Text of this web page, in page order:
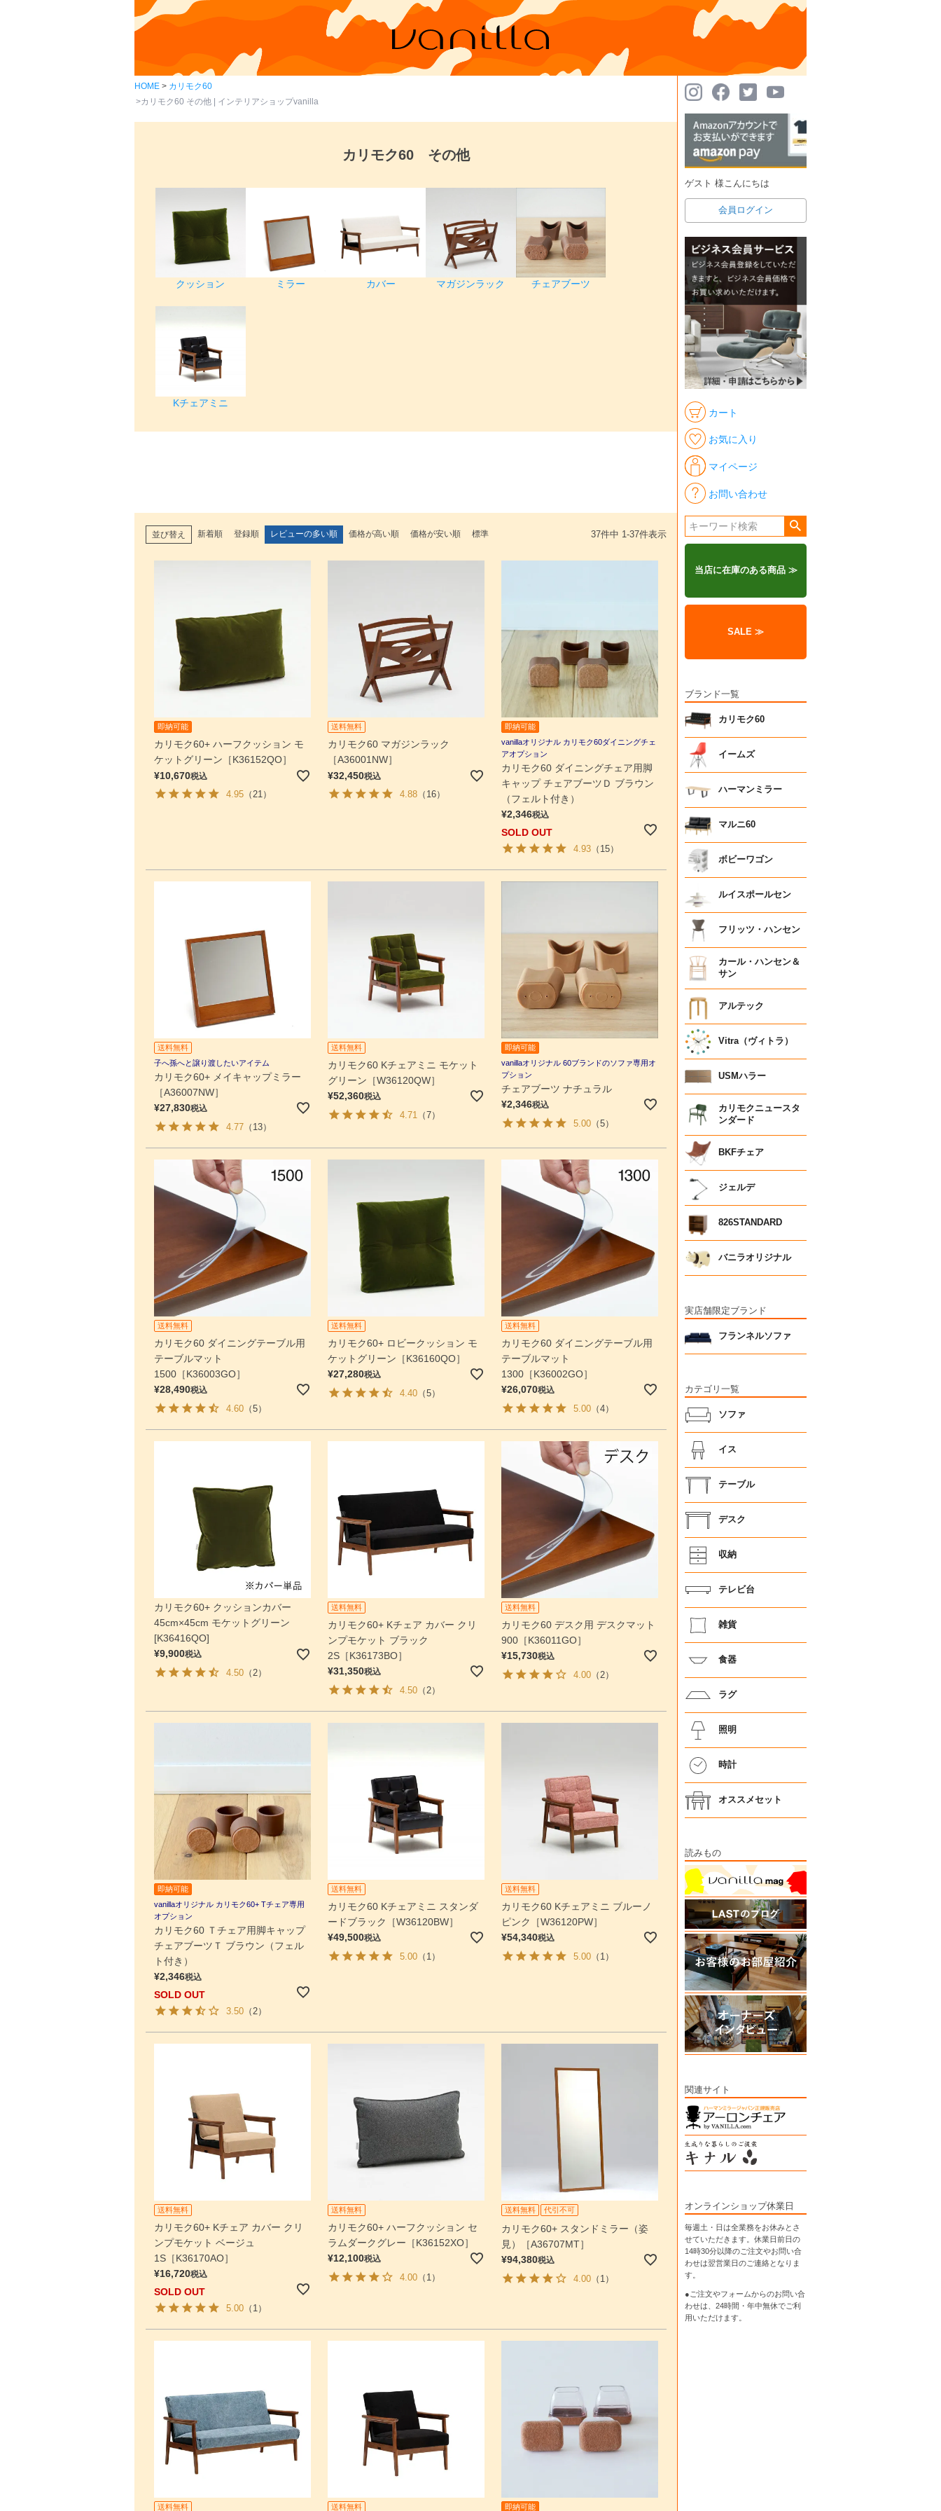
HOME
カリモク60
カリモク60 その他 | インテリアショップvanilla
カリモク60 その他
クッション ミラー カバー マガジンラック チェアブーツ
Kチェアミニ
並び替え 新着順 登録順 レビューの多い順 価格が高い順 価格が安い順 標準 37件中 1 -37件表示
即納可能
カリモク60+ ハーフクッション モ
ケットグリーン［K36152QO］
¥10,670税込
4.95（21）
送料無料
カリモク60 マガジンラック
［A36001NW］
¥32,450税込
4.88（16）
即納可能
vanillaオリジナル カリモク60ダイニングチェ
アオプション
カリモク60 ダイニングチェア用脚
キャップ チェアブーツＤ ブラウン
（フェルト付き）
¥2,346税込
SOLD OUT
4.93（15）
送料無料
子へ孫へと譲り渡したいアイテム
カリモク60+ メイキャップミラー
［A36007NW］
¥27,830税込
4.77（13）
送料無料
カリモク60 Kチェアミニ モケット
グリーン［W36120QW］
¥52,360税込
4.71 （7）
即納可能
vanillaオリジナル 60ブランドのソファ専用オ
プション
チェアブーツ ナチュラル
¥2,346税込
5.00（5）
送料無料
カリモク60 ダイニングテーブル用
テーブルマット
1500［K36003GO］
¥28,490税込
4.60（5）
送料無料
カリモク60+ ロビークッション モ
ケットグリーン［K36160QO］
¥27,280税込
4.40（5）
送料無料
カリモク60 ダイニングテーブル用
テーブルマット
1300［K36002GO］
¥26,070税込
5.00（4）
カリモク60+ クッションカバー
45cm×45cm モケットグリーン
[K36416QO]
¥9,900税込
4.50（2）
送料無料
カリモク60+ Kチェア カバー クリ
ンプモケット ブラック
2S［K36173BO］
¥31,350税込
4.50（2）
送料無料
カリモク60 デスク用 デスクマット
900［K36011GO］
¥15,730税込
4.00（2）
即納可能
vanillaオリジナル カリモク60+ Tチェア専用
オプション
カリモク60 Ｔチェア用脚キャップ
チェアブーツＴ ブラウン（フェル
ト付き）
¥2,346税込
SOLD OUT
3.50（2）
送料無料
カリモク60 Kチェアミニ スタンダ
ードブラック［W36120BW］
¥49,500税込
5.00（1）
送料無料
カリモク60 Kチェアミニ ブルーノ
ピンク［W36120PW］
¥54,340税込
5.00（1）
送料無料
カリモク60+ Kチェア カバー クリ
ンプモケット ベージュ
1S［K36170AO］
¥16,720税込
SOLD OUT
5.00（1）
送料無料
カリモク60+ ハーフクッション セ
ラムダークグレー［K36152XO］
¥12,100税込
4.00（1）
送料無料 代引不可
カリモク60+ スタンドミラー（姿
見）［A36707MT］
¥94,380税込
4.00（1）
送料無料 送料無料 即納可能
ゲスト 様こんにちは
会員ログイン
カート
お気に入り
マイページ
お問い合わせ
検索
当店に在庫のある商品 ≫
SALE ≫
ブランド一覧
カリモク60
イームズ
ハーマンミラー
マルニ60
ボビーワゴン
ルイスポールセン
フリッツ・ハンセン
カール・ハンセン＆
サン
アルテック
Vitra（ヴィトラ）
USMハラー
カリモクニュースタ
ンダード
BKFチェア
ジェルデ
826STANDARD
バニラオリジナル
実店舗限定ブランド
フランネルソファ
カテゴリ一覧
ソファ
イス
テーブル
デスク
収納
テレビ台
雑貨
食器
ラグ
照明
時計
オススメセット
読みもの
関連サイト
オンラインショップ休業日
毎週土・日は全業務をお休みとさ
せていただきます。休業日前日の
14時30分以降のご注文やお問い合
わせは翌営業日のご連絡となりま
す。
●ご注文やフォームからのお問い合
わせは、 24時間・年中無休でご利
用いただけます。